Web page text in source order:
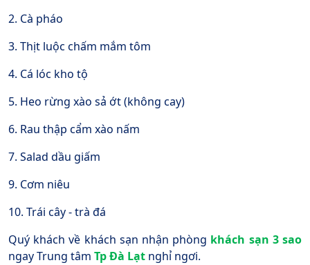
2. Cà pháo
3. Thịt luộc chấm mắm tôm
4. Cá lóc kho tộ
5. Heo rừng xào sả ớt (không cay)
6. Rau thập cẩm xào nấm
7. Salad dầu giấm
9. Cơm niêu
10. Trái cây - trà đá
Quý khách về khách sạn nhận phòng khách sạn 3 sao
ngay Trung tâm Tp Đà Lạt nghỉ ngơi.